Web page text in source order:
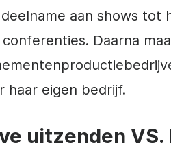
aan shows tot
Daarna
haar eigen bedrijf.
uitzenden VS.